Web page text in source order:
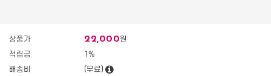
상품가 22,000원
적립금
1%
배송비
(무료)